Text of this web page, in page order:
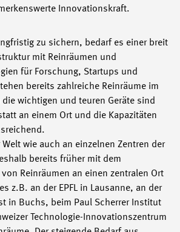
Innovationskraft.
zu sichern, bedarf es einer breit
mit Reinräumen und
für Forschung, Startups und
bereits zahlreiche Reinräume im
die wichtigen und teuren Geräte sind
an einem Ort und die Kapazitäten
wie auch an einzelnen Zentren der
bereits früher mit dem
Reinräumen an einen zentralen Ort
z.B. an der EPFL in Lausanne, an der
in Buchs, beim Paul Scherrer Institut
Technologie-Innovationszentrum